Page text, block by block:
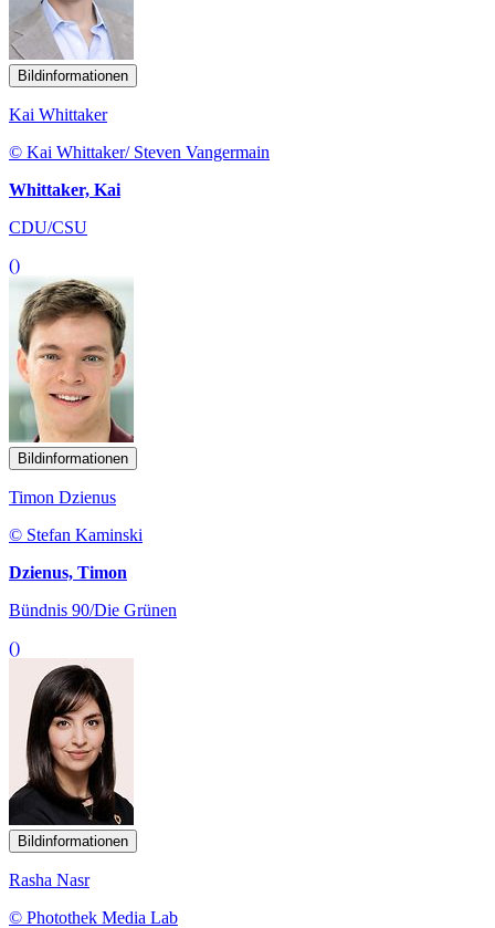
Bildinformationen
Kai Whittaker
© Kai Whittaker/ Steven Vangermain
Whittaker, Kai
CDU/CSU
()
Bildinformationen
Timon Dzienus
© Stefan Kaminski
Dzienus, Timon
Bündnis 90/Die Grünen
()
Bildinformationen
Rasha Nasr
© Photothek Media Lab